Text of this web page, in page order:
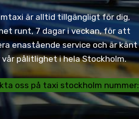
är alltid tillgängligt för dig,
runt, 7 dagar i veckan, för att
enastående service och är känt
pålitlighet i hela Stockholm.
oss på taxi stockholm nummer: